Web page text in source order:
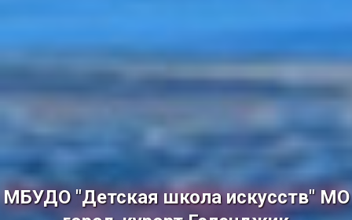
МБУДО "Детская школа искусств" МО